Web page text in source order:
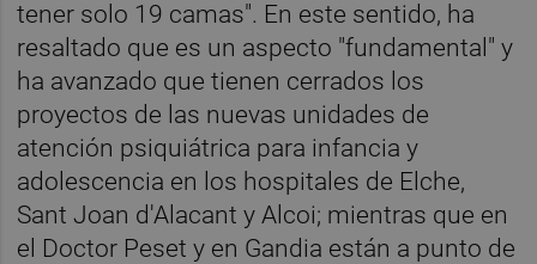
tener solo 19 camas". En este sentido, ha
resaltado que es un aspecto "fundamental" y
ha avanzado que tienen cerrados los
proyectos de las nuevas unidades de
atención psiquiátrica para infancia y
adolescencia en los hospitales de Elche,
Sant Joan d'Alacant y Alcoi; mientras que en
el Doctor Peset y en Gandia están a punto de